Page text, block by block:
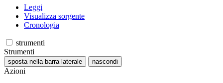
Leggi
Visualizza sorgente
Cronologia
strumenti
Strumenti
sposta nella barra laterale nascondi
Azioni